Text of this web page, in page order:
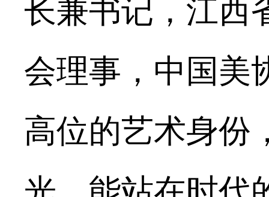
长兼书记，江西
会理事，中国美
高位的艺术身份